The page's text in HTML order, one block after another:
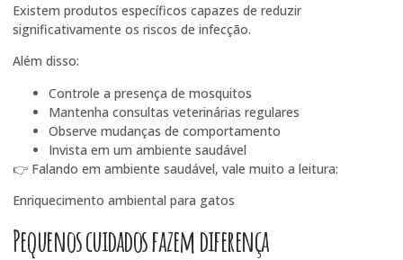
Existem produtos específicos capazes de reduzir
significativamente os riscos de infecção.
Além disso:
Controle a presença de mosquitos
Mantenha consultas veterinárias regulares
Observe mudanças de comportamento
Invista em um ambiente saudável
👉 Falando em ambiente saudável, vale muito a leitura:
Enriquecimento ambiental para gatos
Pequenos cuidados fazem diferença